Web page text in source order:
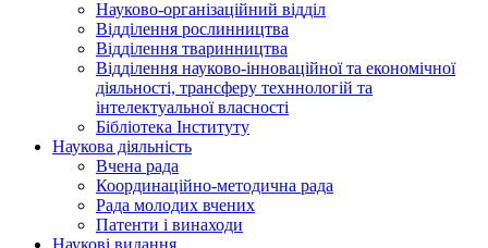
Науково-організаційний відділ
Відділення рослинництва
Відділення тваринництва
Відділення науково-інноваційної та економічної
діяльності, трансферу техннологій та
інтелектуальної власності
Бібліотека Інституту
Наукова діяльність
Вчена рада
Координаційно-методична рада
Рада молодих вчених
Патенти і винаходи
Наукові видання